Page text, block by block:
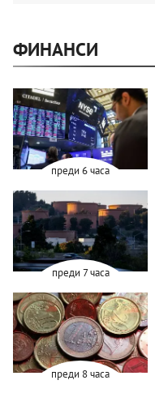
ФИНАНСИ
преди 6 часа
преди 7 часа
преди 8 часа